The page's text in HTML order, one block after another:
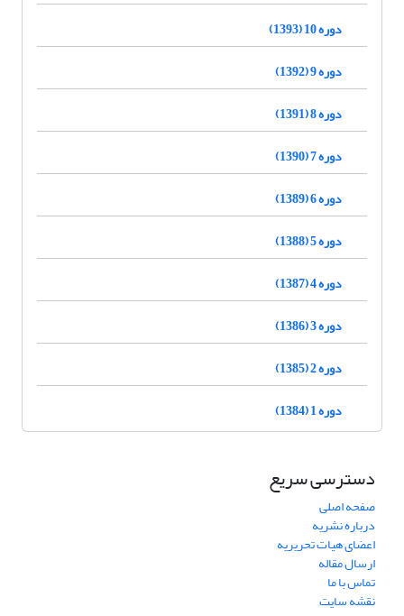
دوره 10 (1393)
دوره 9 (1392)
دوره 8 (1391)
دوره 7 (1390)
دوره 6 (1389)
دوره 5 (1388)
دوره 4 (1387)
دوره 3 (1386)
دوره 2 (1385)
دوره 1 (1384)
دسترسی سریع
صفحه اصلی
درباره نشریه
اعضای هیات تحریریه
ارسال مقاله
تماس با ما
نقشه سایت